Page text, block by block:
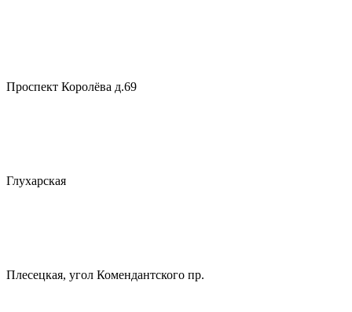
Проспект Королёва д.69
Глухарская
Плесецкая, угол Комендантского пр.